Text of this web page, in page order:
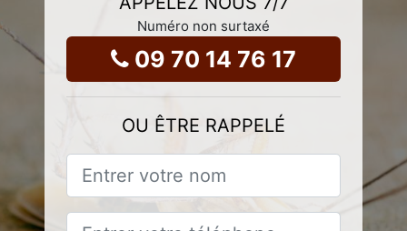
Numéro non surtaxé
09 70 14 76 17
OU ÊTRE RAPPELÉ